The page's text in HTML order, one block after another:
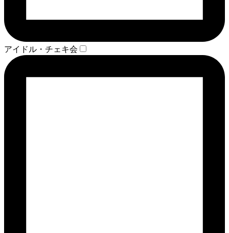
アイドル・チェキ会